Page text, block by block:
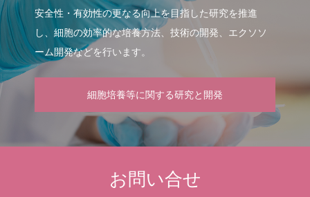
安全性・有効性の更なる向上を目指した研究を推進
し、細胞の効率的な培養方法、技術の開発、エクソソ
ーム開発などを行います。
細胞培養等に関する研究と開発
お問い合せ